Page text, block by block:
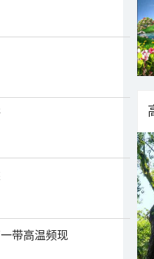
带高温频现